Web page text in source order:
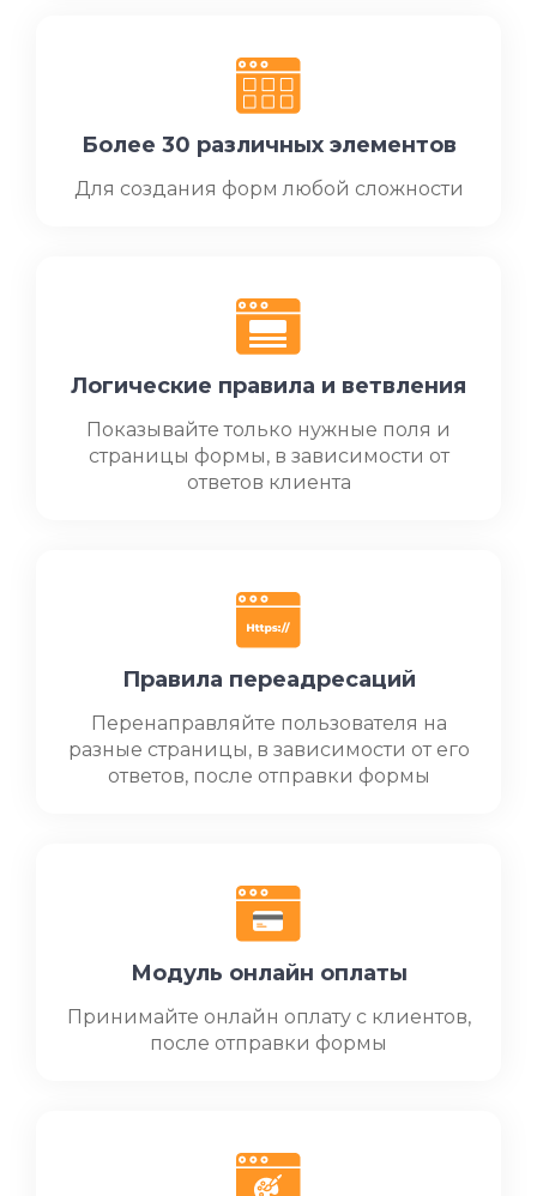
Более 30 различных элементов
Для создания форм любой сложности
Логические правила и ветвления
Показывайте только нужные поля и
страницы формы, в зависимости от
ответов клиента
Правила переадресаций
Перенаправляйте пользователя на
разные страницы, в зависимости от его
ответов, после отправки формы
Модуль онлайн оплаты
Принимайте онлайн оплату с клиентов,
после отправки формы